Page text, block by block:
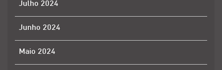
Julho 2024
Junho 2024
Maio 2024